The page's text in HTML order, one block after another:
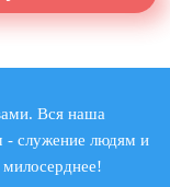
Вся наша
- служение людям и